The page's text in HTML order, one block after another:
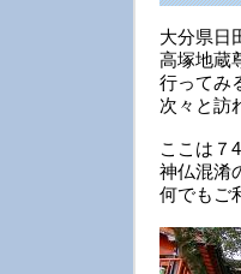
大分県日
高塚地蔵
行ってみ
次々と訪
ここは７
神仏混淆
何でもご